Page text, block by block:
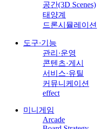
공간(3D Scenes)
태양계
드론시뮬레이션
도구·기능
관리·운영
콘텐츠·게시
서비스·유틸
커뮤니케이션
effect
미니게임
Arcade